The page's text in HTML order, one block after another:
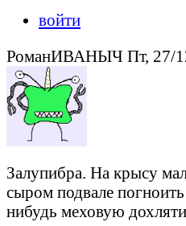
войти
РоманИВАНЫЧ Пт, 27/
Залупибра. На крысу
сыром подвале
нибудь меховую